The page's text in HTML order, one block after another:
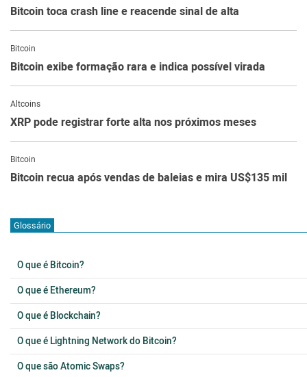
Bitcoin toca crash line e reacende sinal de alta
Bitcoin
Bitcoin exibe formação rara e indica possível virada
Altcoins
XRP pode registrar forte alta nos próximos meses
Bitcoin
Bitcoin recua após vendas de baleias e mira US$135 mil
Glossário
O que é Bitcoin?
O que é Ethereum?
O que é Blockchain?
O que é Lightning Network do Bitcoin?
O que são Atomic Swaps?